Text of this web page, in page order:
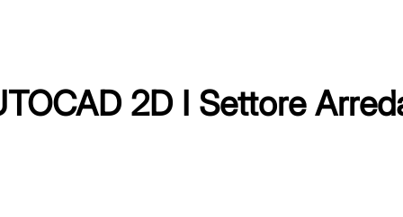
2D I Settore